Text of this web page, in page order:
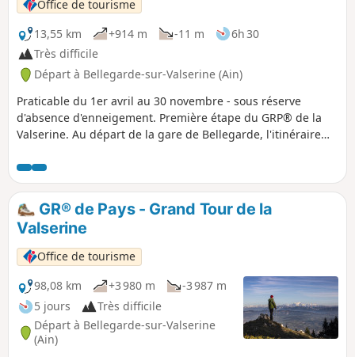
Office de tourisme
13,55 km
+914 m -11 m
6h 30
Très difficile
Départ à Bellegarde-sur-Valserine (Ain)
Praticable du 1er avril au 30 novembre - sous réserve
d'absence d'enneigement. Première étape du GRP® de la
Valserine. Au départ de la gare de Bellegarde, l'itinéraire
grimper vers le plateau de Retord. Après 1h30 de montée
en forêt, un splendide panorama sur le Jura et les Alpes
vous attend. L'étape s'achève à la Charnay, avec la
possibilité de dormir à la Ferme de Retord ou de pousser
jusqu'au Refuge de la Conay.
GR® de Pays - Grand Tour de la
Valserine
Office de tourisme
98,08 km
+3 980 m
-3 987 m
5 jours
Très difficile
Départ à Bellegarde-sur-Valserine
(Ain)